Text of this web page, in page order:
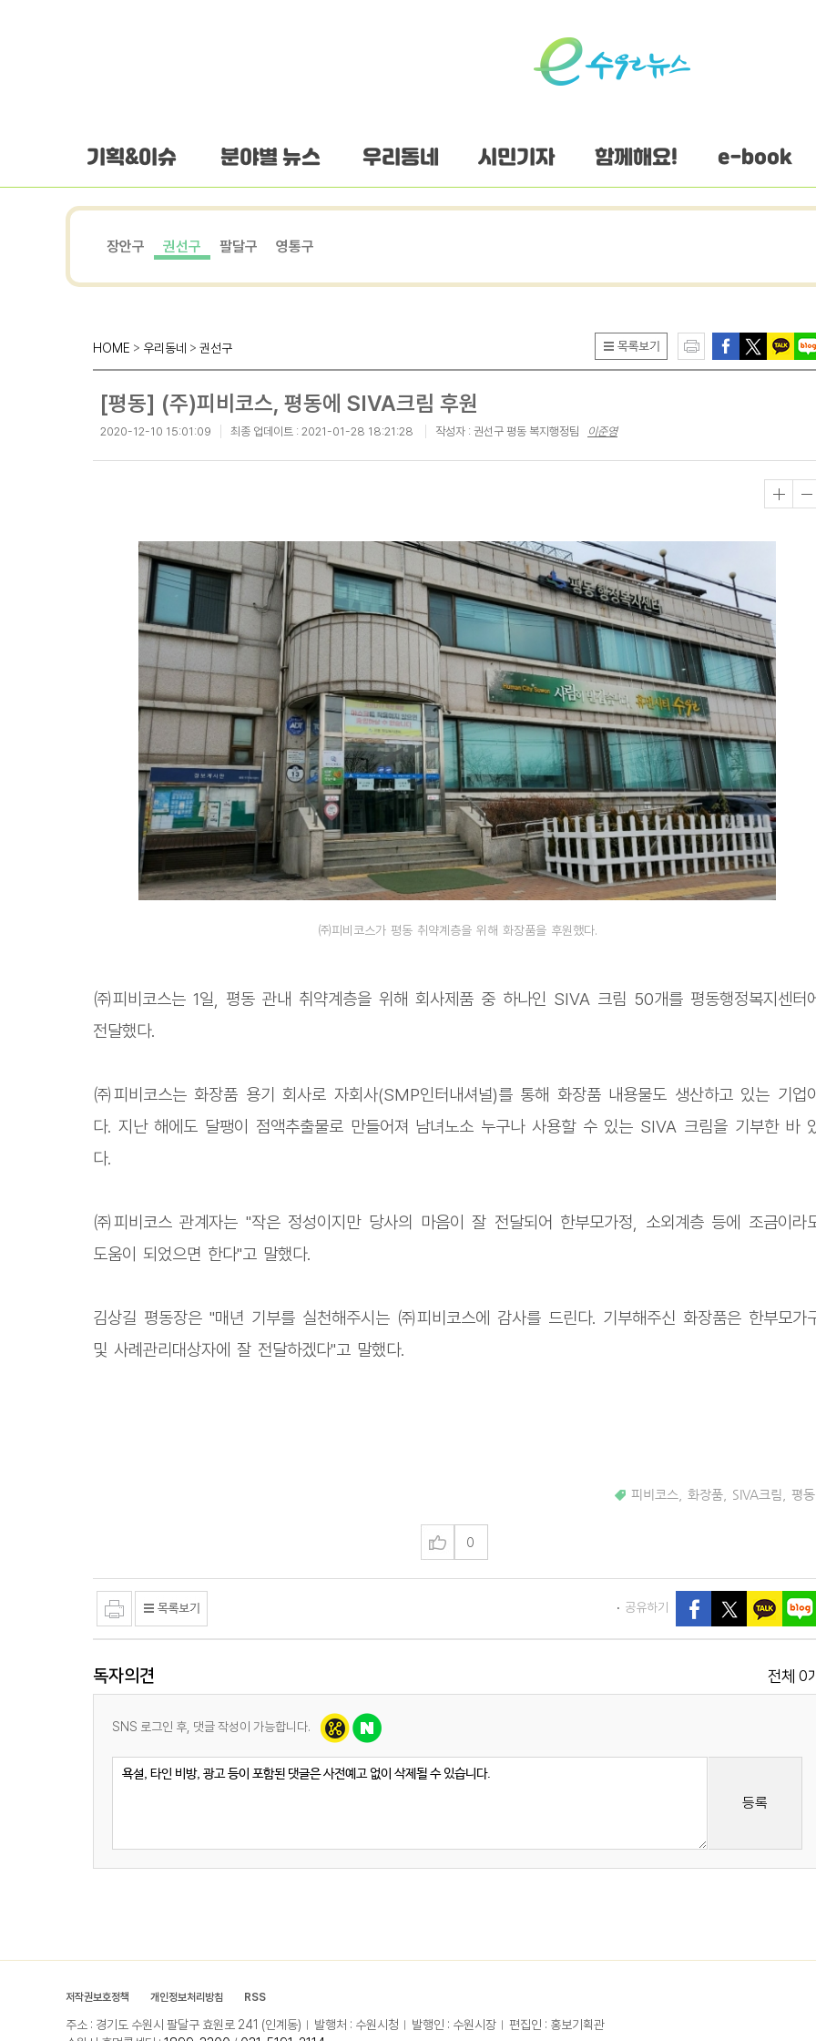
기획&이슈 분야별 뉴스 우리동네 시민기자 함께해요! e-book
장안구 권선구 팔달구 영통구
HOME > 우리동네 > 권선구
[평동] (주)피비코스, 평동에 SIVA크림 후원
2020-12-10 15:01:09 최종 업데이트 : 2021-01-28 18:21:28 작성자 : 권선구 평동 복지행정팀 이준영
㈜피비코스가 평동 취약계층을 위해 화장품을 후원했다.
㈜피비코스는 1일, 평동 관내 취약계층을 위해 회사제품 중 하나인 SIVA 크림 50개를 평동행정복지센터
전달했다.
㈜피비코스는 화장품 용기 회사로 자회사(SMP인터내셔널)를 통해 화장품 내용물도 생산하고 있는 기업
다. 지난 해에도 달팽이 점액추출물로 만들어져 남녀노소 누구나 사용할 수 있는 SIVA 크림을 기부한 바
다.
㈜피비코스 관계자는 "작은 정성이지만 당사의 마음이 잘 전달되어 한부모가정, 소외계층 등에 조금이라
도움이 되었으면 한다"고 말했다.
김상길 평동장은 "매년 기부를 실천해주시는 ㈜피비코스에 감사를 드린다. 기부해주신 화장품은 한부모가
및 사례관리대상자에 잘 전달하겠다"고 말했다.
피비코스 화장품 SIVA크림 평동
0
공유하기
독자의견 전체 0
SNS 로그인 후, 댓글 작성이 가능합니다.
등록
저작권보호정책 개인정보처리방침 RSS
주소 : 경기도 수원시 팔달구 효원로 241 (인계동) 발행처 : 수원시청 발행인 : 수원시장
편집인 : 홍보기획관